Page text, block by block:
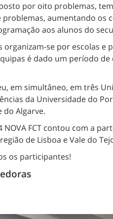
por oito problemas,
problemas, aumentando os
aos alunos do
organizam-se por escolas e
é dado um período
em simultâneo, em três
da Universidade do
do Algarve.
NOVA FCT contou com a
de Lisboa e Vale do
os participantes!